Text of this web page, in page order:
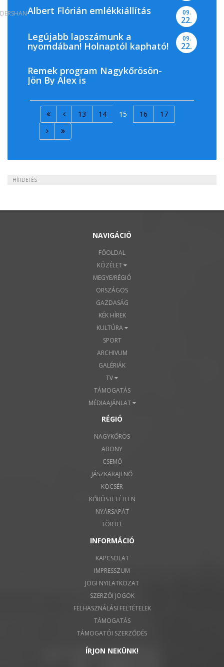
Albert Flórián emlékkiállítás 09.
22.
Legújabb lapszámunk a
nyomdában! Holnaptól kapható!
09.
22.
Remek program Nagykőrösön-
Jön By Alex is
13 14 15 16 17
HÍRDETÉS
NAVIGÁCIÓ
FŐOLDAL
KÖZÉLET
MEGYE/RÉGIÓ
ORSZÁGOS
GAZDASÁG
KÉK HÍREK
KULTÚRA
SPORT
ARCHIVUM
GALÉRIÁK
TV
TÁMOGATÁS
MÉDIAAJÁNLAT
RÉGIÓ
NAGYKŐRÖS
ABONY
CSEMŐ
JÁSZKARAJENŐ
KOCSÉR
KŐRÖSTETÉTLEN
NYÁRSAPÁT
TÖRTEL
DERSHAN
INFORMÁCIÓ
KAPCSOLAT
IMPRESSZUM
JOGI NYILATKOZAT
SZERZŐI JOGOK
FELHASZNÁLÁSI FELTÉTELEK
TÁMOGATÁS
TÁMOGATÓI SZERZŐDÉS
ÍRJON NEKÜNK!